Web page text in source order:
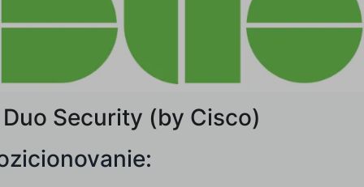
Duo Security (by Cisco)